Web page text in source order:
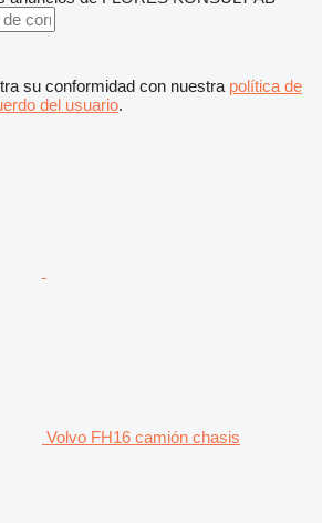
su conformidad con nuestra política de
del usuario.
Volvo FH16 camión chasis